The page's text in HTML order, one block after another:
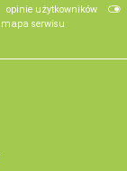
opinie użytkowników
mapa serwisu